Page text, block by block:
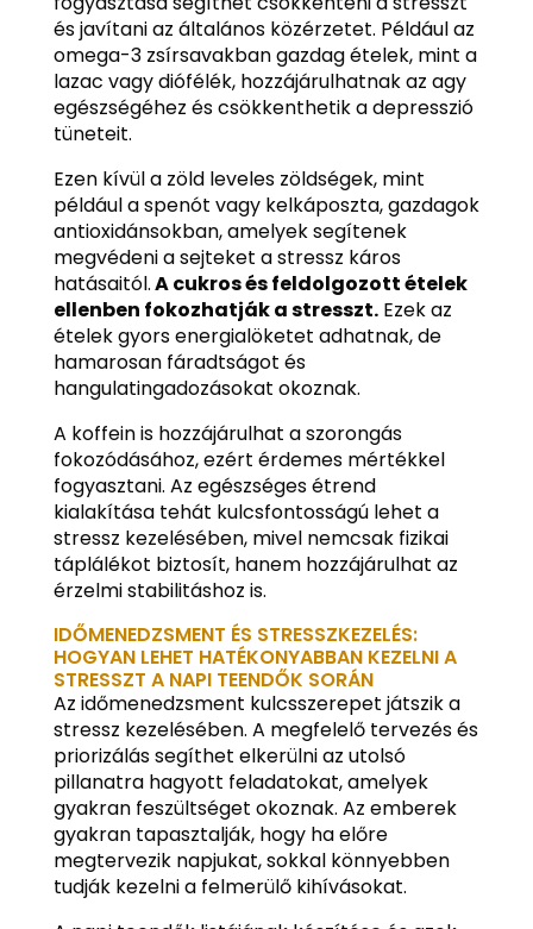
és javítani az általános közérzetet. Például az
omega-3 zsírsavakban gazdag ételek, mint a
lazac vagy diófélék, hozzájárulhatnak az agy
egészségéhez és csökkenthetik a depresszió
tüneteit.
Ezen kívül a zöld leveles zöldségek, mint
például a spenót vagy kelkáposzta, gazdagok
antioxidánsokban, amelyek segítenek
megvédeni a sejteket a stressz káros
hatásaitól.A cukros és feldolgozott ételek
ellenben fokozhatják a stresszt.Ezek az
ételek gyors energialöketet adhatnak, de
hamarosan fáradtságot és
hangulatingadozásokat okoznak.
A koffein is hozzájárulhat a szorongás
fokozódásához, ezért érdemes mértékkel
fogyasztani. Az egészséges étrend
kialakítása tehát kulcsfontosságú lehet a
stressz kezelésében, mivel nemcsak fizikai
táplálékot biztosít, hanem hozzájárulhat az
érzelmi stabilitáshoz is.
IDŐMENEDZSMENT ÉS STRESSZKEZELÉS:
HOGYAN LEHET HATÉKONYABBAN KEZELNI A
STRESSZT A NAPI TEENDŐK SORÁN
Az időmenedzsment kulcsszerepet játszik a
stressz kezelésében. A megfelelő tervezés és
priorizálás segíthet elkerülni az utolsó
pillanatra hagyott feladatokat, amelyek
gyakran feszültséget okoznak. Az emberek
gyakran tapasztalják, hogy ha előre
megtervezik napjukat, sokkal könnyebben
tudják kezelni a felmerülő kihívásokat.